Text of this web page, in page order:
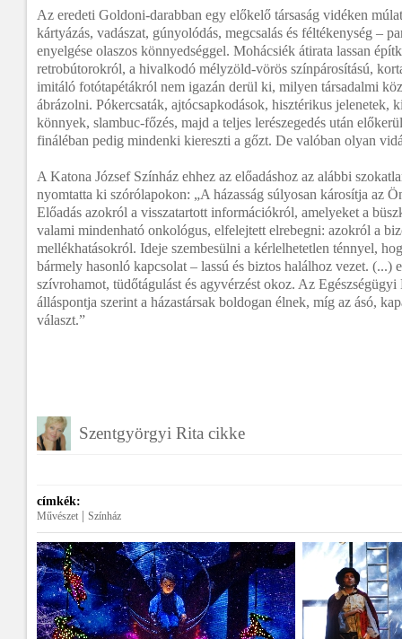
Az eredeti Goldoni-darabban egy előkelő társaság vidéken
kártyázás, vadászat, gúnyolódás, megcsalás és féltékenység –
enyelgése olaszos könnyedséggel. Mohácsiék átirata lassan
retrobútorokról, a hivalkodó mélyzöld-vörös színpárosítású,
imitáló fotótapétákról nem igazán derül ki, milyen társadalmi
ábrázolni. Pókercsaták, ajtócsapkodások, hisztérikus jelenetek,
könnyek, slambuc-főzés, majd a teljes lerészegedés után
fináléban pedig mindenki kiereszti a gőzt. De valóban olyan
A Katona József Színház ehhez az előadáshoz az alábbi
nyomtatta ki szórólapokon: „A házasság súlyosan károsítja az
Előadás azokról a visszatartott információkról, amelyeket a
valami mindenható onkológus, elfelejtett elrebegni: azokról a
mellékhatásokról. Ideje szembesülni a kérlelhetetlen ténnyel,
bármely hasonló kapcsolat – lassú és biztos halálhoz vezet. (...)
szívrohamot, tüdőtágulást és agyvérzést okoz. Az
álláspontja szerint a házastársak boldogan élnek, míg az ásó,
választ.”
Szentgyörgyi Rita cikke
címkék:
Művészet Színház